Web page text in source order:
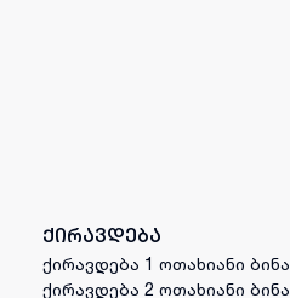
ქირავდება
ქირავდება 1 ოთახიანი ბინა
ქირავდება 2 ოთახიანი ბინა